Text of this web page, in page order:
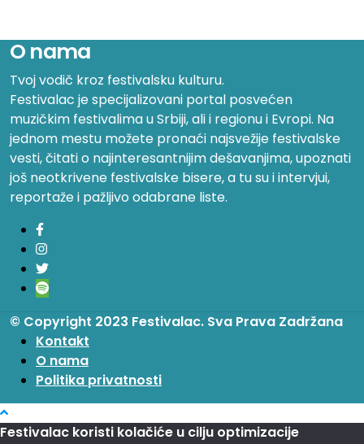
O nama
Tvoj vodič kroz festivalsku kulturu.
Festivalac je specijalizovani portal posvećen
muzičkim festivalima u Srbiji, ali i regionu i Evropi. Na
jednom mestu možete pronaći najsvežije festivalske
vesti, čitati o najinteresantnijim dešavanjima, upoznati
još neotkrivene festivalske bisere, a tu su i intervjui,
reportaže i pažljivo odabrane liste.
© Copyright 2023 Festivalac. Sva Prava Zadržana
Kontakt
O nama
Politika privatnosti
Festivalac koristi kolačiće u cilju optimizacije